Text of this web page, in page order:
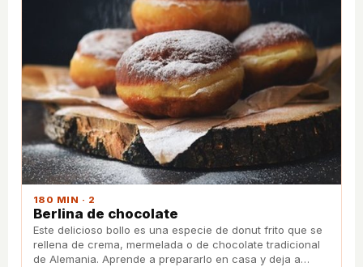
180 MIN · 2
Berlina de chocolate
Este delicioso bollo es una especie de donut frito que se
rellena de crema, mermelada o de chocolate tradicional
de Alemania. Aprende a prepararlo en casa y deja a